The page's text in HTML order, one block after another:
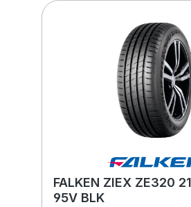
FALKEN ZIEX ZE320
95V BLK